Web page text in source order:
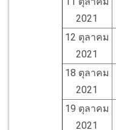
2021
12 ตุลาคม
2021
18 ตุลาคม
2021
19 ตุลาคม
2021